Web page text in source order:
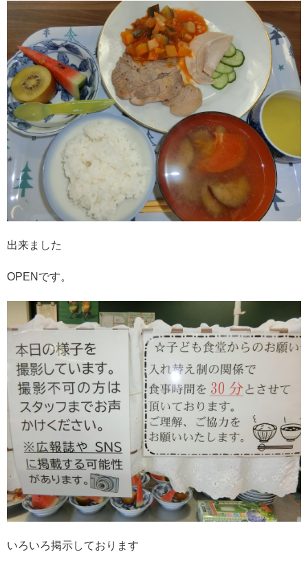
出来ました
OPENです。
いろいろ掲示しております